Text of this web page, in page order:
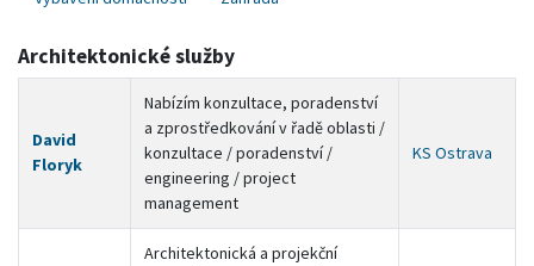
Architektonické služby
David
Floryk
Nabízím konzultace, poradenství
a zprostředkování v řadě oblasti /
konzultace / poradenství /
engineering / project
management
KS Ostrava
Architektonická a projekční